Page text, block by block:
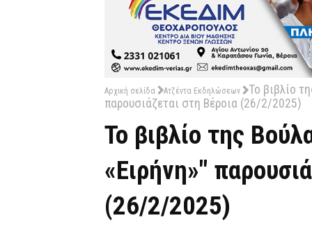
Αρχική σελίδα Ατζέντα Εκδηλώσεων
Το βιβλίο
παρουσιάζεται στη Βέροια (26/2/2025)
Το βιβλίο της
«Ειρήνη»"
(26/2/2025)